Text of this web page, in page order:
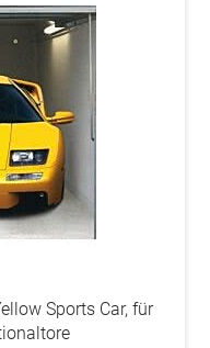
Sports Car, für